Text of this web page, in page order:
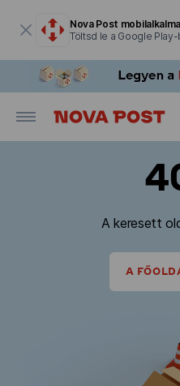
Nova Post
Töltsd le a Google
A keresett
A